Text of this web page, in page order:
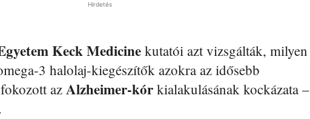
Hirdetés
Keck Medicine kutatói azt vizsgálták, milyen
3 halolaj-kiegészítők azokra az idősebb
az Alzheimer-kór kialakulásának kockázata –